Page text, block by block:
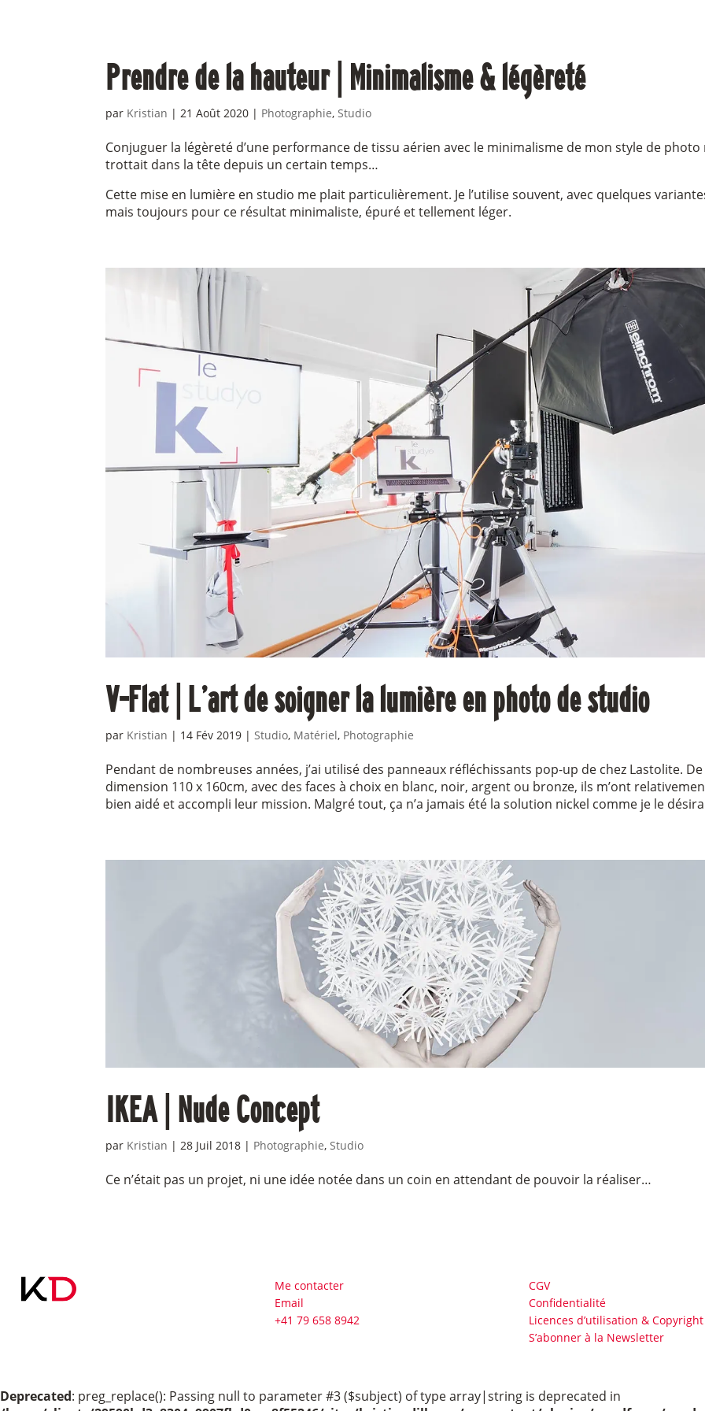
Prendre de la hauteur | Minimalisme & légèreté
par Kristian | 21 Août 2020 | Photographie, Studio
Conjuguer la légèreté d’une performance de tissu aérien avec le minimalisme de mon style de photo
trottait dans la tête depuis un certain temps…
Cette mise en lumière en studio me plait particulièrement. Je l’utilise souvent, avec quelques
mais toujours pour ce résultat minimaliste, épuré et tellement léger.
V-Flat | L’art de soigner la lumière en photo de studio
par Kristian | 14 Fév 2019 | Studio, Matériel, Photographie
Pendant de nombreuses années, j’ai utilisé des panneaux réfléchissants pop-up de chez Lastolite. De
dimension 110 x 160cm, avec des faces à choix en blanc, noir, argent ou bronze, ils m’ont
bien aidé et accompli leur mission. Malgré tout, ça n’a jamais été la solution nickel comme je le
IKEA | Nude Concept
par Kristian |28 Juil 2018 | Photographie,Studio
Ce n’était pas un projet, ni une idée notée dans un coin en attendant de pouvoir la réaliser…
Me contacter
Email
+41 79 658 8942
CGV
Confidentialité
Licences d’utilisation & Copyright
S’abonner à la Newsletter
Deprecated: preg_replace(): Passing null to parameter #3 ($subject) of type array|string is deprecated in